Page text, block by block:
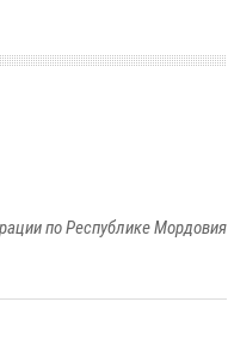
по Республике Мордовия